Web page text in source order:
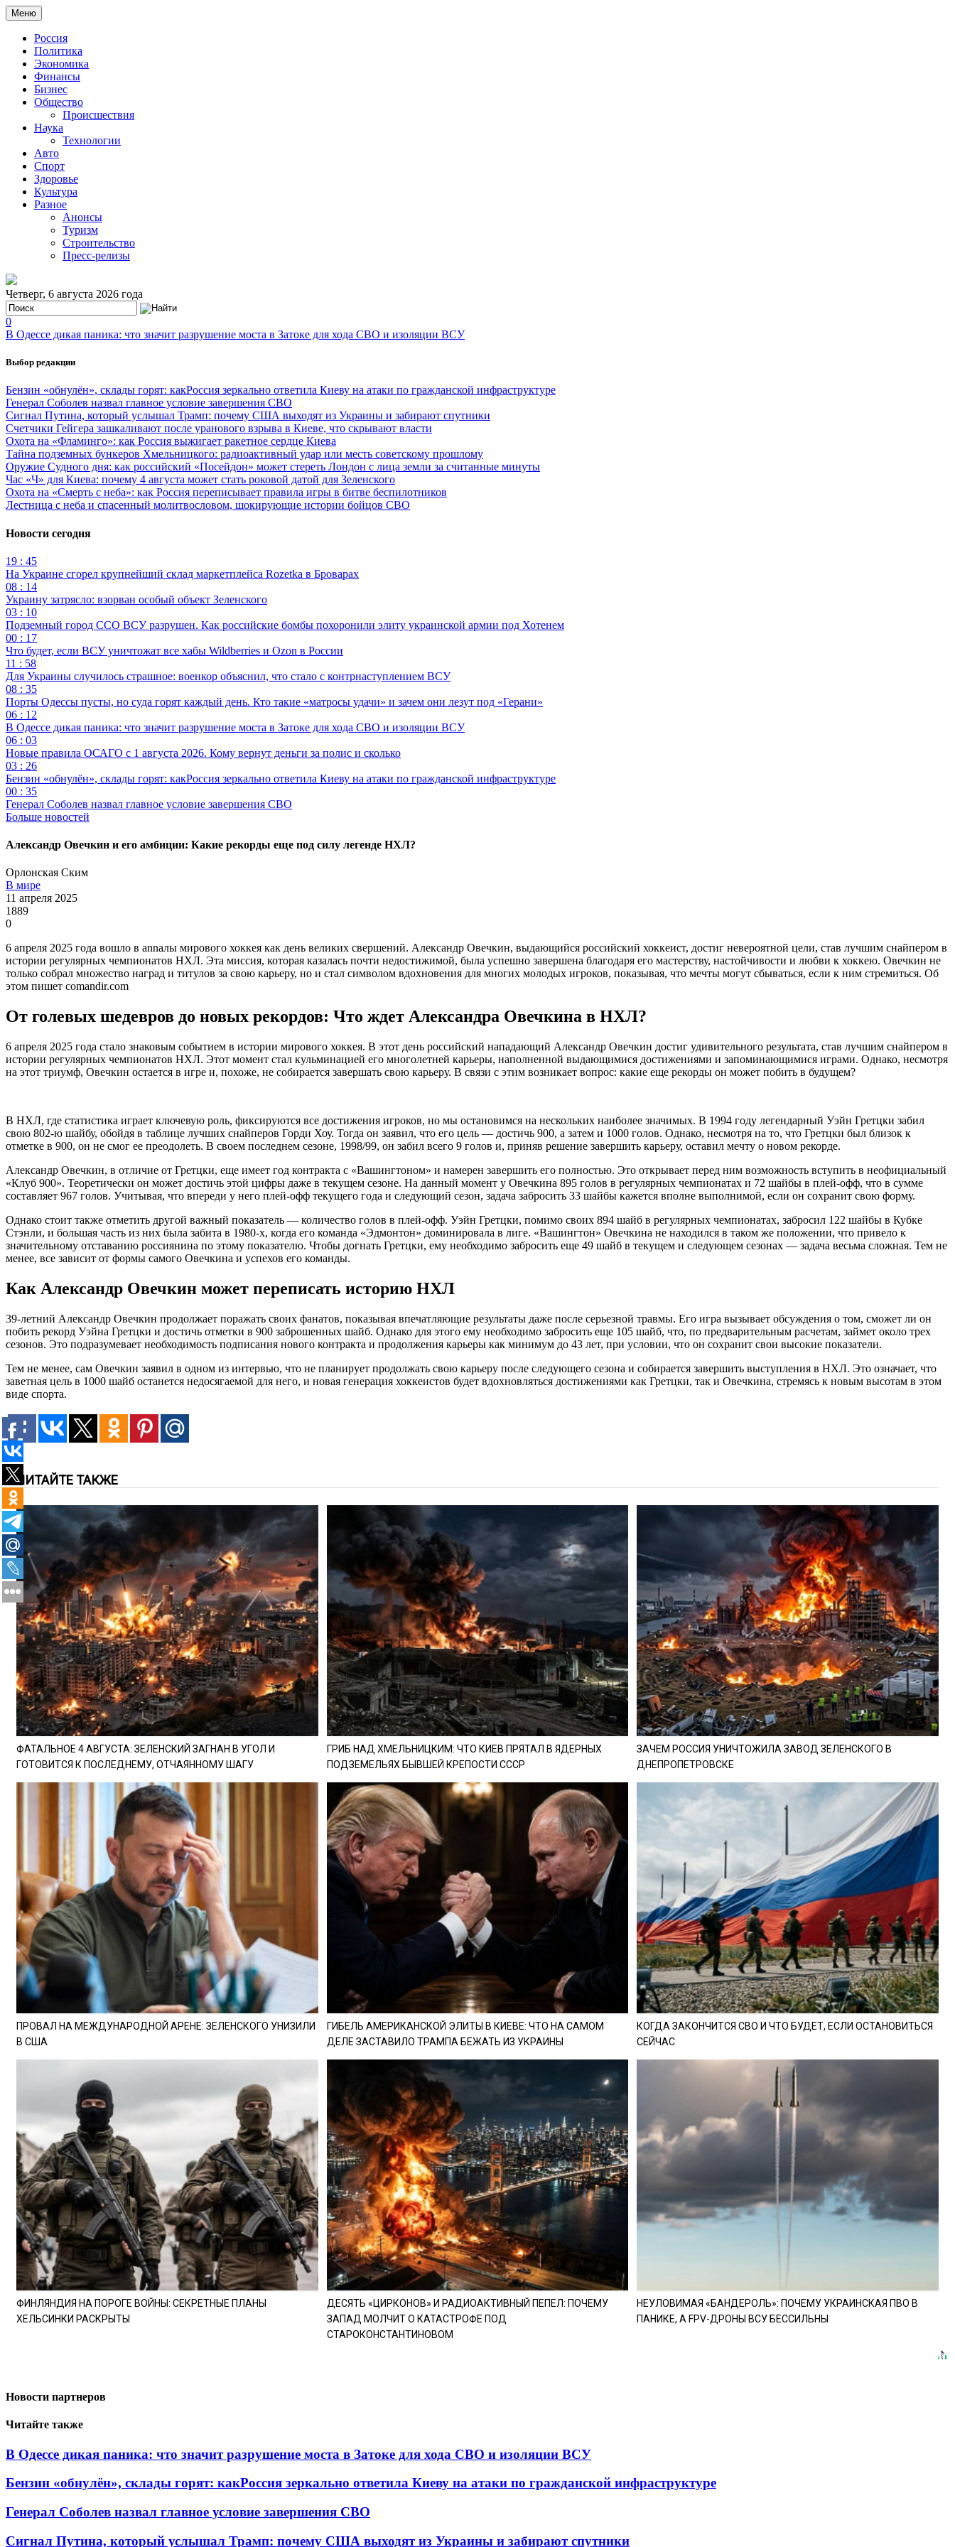
Меню
Россия
Политика
Экономика
Финансы
Бизнес
Общество
Происшествия
Наука
Технологии
Авто
Спорт
Здоровье
Культура
Разное
Анонсы
Туризм
Строительство
Пресс-релизы
Четверг, 6 августа 2026 года
0
В Одессе дикая паника: что значит разрушение моста в Затоке для хода СВО и изоляции ВСУ
Выбор редакции
Бензин «обнулён», склады горят: какРоссия зеркально ответила Киеву на атаки по гражданской инфраструктуре
Генерал Соболев назвал главное условие завершения СВО
Сигнал Путина, который услышал Трамп: почему США выходят из Украины и забирают спутники
Счетчики Гейгера зашкаливают после уранового взрыва в Киеве, что скрывают власти
Охота на «Фламинго»: как Россия выжигает ракетное сердце Киева
Тайна подземных бункеров Хмельницкого: радиоактивный удар или месть советскому прошлому
Оружие Судного дня: как российский «Посейдон» может стереть Лондон с лица земли за считанные минуты
Час «Ч» для Киева: почему 4 августа может стать роковой датой для Зеленского
Охота на «Смерть с неба»: как Россия переписывает правила игры в битве беспилотников
Лестница с неба и спасенный молитвословом, шокирующие истории бойцов СВО
Новости сегодня
19 : 45
На Украине сгорел крупнейший склад маркетплейса Rozetka в Броварах
08 : 14
Украину затрясло: взорван особый объект Зеленского
03 : 10
Подземный город ССО ВСУ разрушен. Как российские бомбы похоронили элиту украинской армии под Хотенем
00 : 17
Что будет, если ВСУ уничтожат все хабы Wildberries и Ozon в России
11 : 58
Для Украины случилось страшное: военкор объяснил, что стало с контрнаступлением ВСУ
08 : 35
Порты Одессы пусты, но суда горят каждый день. Кто такие «матросы удачи» и зачем они лезут под «Герани»
06 : 12
В Одессе дикая паника: что значит разрушение моста в Затоке для хода СВО и изоляции ВСУ
06 : 03
Новые правила ОСАГО с 1 августа 2026. Кому вернут деньги за полис и сколько
03 : 26
Бензин «обнулён», склады горят: какРоссия зеркально ответила Киеву на атаки по гражданской инфраструктуре
00 : 35
Генерал Соболев назвал главное условие завершения СВО
Больше новостей
Александр Овечкин и его амбиции: Какие рекорды еще под силу легенде НХЛ?
Орлонская Ским
В мире
11 апреля 2025
1889
0
6 апреля 2025 года вошло в annалы мирового хоккея как день великих свершений. Александр Овечкин, выдающийся российский хоккеист, достиг невероятной цели, став лучшим снайпером в
истории регулярных чемпионатов НХЛ. Эта миссия, которая казалась почти недостижимой, была успешно завершена благодаря его мастерству, настойчивости и любви к хоккею. Овечкин не
только собрал множество наград и титулов за свою карьеру, но и стал символом вдохновения для многих молодых игроков, показывая, что мечты могут сбываться, если к ним стремиться. Об
этом пишет comandir.com
От голевых шедевров до новых рекордов: Что ждет Александра Овечкина в НХЛ?
6 апреля 2025 года стало знаковым событием в истории мирового хоккея. В этот день российский нападающий Александр Овечкин достиг удивительного результата, став лучшим снайпером в
истории регулярных чемпионатов НХЛ. Этот момент стал кульминацией его многолетней карьеры, наполненной выдающимися достижениями и запоминающимися играми. Однако, несмотря
на этот триумф, Овечкин остается в игре и, похоже, не собирается завершать свою карьеру. В связи с этим возникает вопрос: какие еще рекорды он может побить в будущем?
В НХЛ, где статистика играет ключевую роль, фиксируются все достижения игроков, но мы остановимся на нескольких наиболее значимых. В 1994 году легендарный Уэйн Гретцки забил
свою 802-ю шайбу, обойдя в таблице лучших снайперов Горди Хоу. Тогда он заявил, что его цель — достичь 900, а затем и 1000 голов. Однако, несмотря на то, что Гретцки был близок к
отметке в 900, он не смог ее преодолеть. В своем последнем сезоне, 1998/99, он забил всего 9 голов и, приняв решение завершить карьеру, оставил мечту о новом рекорде.
Александр Овечкин, в отличие от Гретцки, еще имеет год контракта с «Вашингтоном» и намерен завершить его полностью. Это открывает перед ним возможность вступить в неофициальный
«Клуб 900». Теоретически он может достичь этой цифры даже в текущем сезоне. На данный момент у Овечкина 895 голов в регулярных чемпионатах и 72 шайбы в плей-офф, что в сумме
составляет 967 голов. Учитывая, что впереди у него плей-офф текущего года и следующий сезон, задача забросить 33 шайбы кажется вполне выполнимой, если он сохранит свою форму.
Однако стоит также отметить другой важный показатель — количество голов в плей-офф. Уэйн Гретцки, помимо своих 894 шайб в регулярных чемпионатах, забросил 122 шайбы в Кубке
Стэнли, и большая часть из них была забита в 1980-х, когда его команда «Эдмонтон» доминировала в лиге. «Вашингтон» Овечкина не находился в таком же положении, что привело к
значительному отставанию россиянина по этому показателю. Чтобы догнать Гретцки, ему необходимо забросить еще 49 шайб в текущем и следующем сезонах — задача весьма сложная. Тем не
менее, все зависит от формы самого Овечкина и успехов его команды.
Как Александр Овечкин может переписать историю НХЛ
39-летний Александр Овечкин продолжает поражать своих фанатов, показывая впечатляющие результаты даже после серьезной травмы. Его игра вызывает обсуждения о том, сможет ли он
побить рекорд Уэйна Гретцки и достичь отметки в 900 заброшенных шайб. Однако для этого ему необходимо забросить еще 105 шайб, что, по предварительным расчетам, займет около трех
сезонов. Это подразумевает необходимость подписания нового контракта и продолжения карьеры как минимум до 43 лет, при условии, что он сохранит свои высокие показатели.
Тем не менее, сам Овечкин заявил в одном из интервью, что не планирует продолжать свою карьеру после следующего сезона и собирается завершить выступления в НХЛ. Это означает, что
заветная цель в 1000 шайб останется недосягаемой для него, и новая генерация хоккеистов будет вдохновляться достижениями как Гретцки, так и Овечкина, стремясь к новым высотам в этом
виде спорта.
ЧИТАЙТЕ ТАКЖЕ
ФАТАЛЬНОЕ 4 АВГУСТА: ЗЕЛЕНСКИЙ ЗАГНАН В УГОЛ И
ГОТОВИТСЯ К ПОСЛЕДНЕМУ, ОТЧАЯННОМУ ШАГУ
ГРИБ НАД ХМЕЛЬНИЦКИМ: ЧТО КИЕВ ПРЯТАЛ В ЯДЕРНЫХ
ПОДЗЕМЕЛЬЯХ БЫВШЕЙ КРЕПОСТИ СССР
ЗАЧЕМ РОССИЯ УНИЧТОЖИЛА ЗАВОД ЗЕЛЕНСКОГО В
ДНЕПРОПЕТРОВСКЕ
ПРОВАЛ НА МЕЖДУНАРОДНОЙ АРЕНЕ: ЗЕЛЕНСКОГО УНИЗИЛИ
В США
ГИБЕЛЬ АМЕРИКАНСКОЙ ЭЛИТЫ В КИЕВЕ: ЧТО НА САМОМ
ДЕЛЕ ЗАСТАВИЛО ТРАМПА БЕЖАТЬ ИЗ УКРАИНЫ
КОГДА ЗАКОНЧИТСЯ СВО И ЧТО БУДЕТ, ЕСЛИ ОСТАНОВИТЬСЯ
СЕЙЧАС
ФИНЛЯНДИЯ НА ПОРОГЕ ВОЙНЫ: СЕКРЕТНЫЕ ПЛАНЫ
ХЕЛЬСИНКИ РАСКРЫТЫ
ДЕСЯТЬ «ЦИРКОНОВ» И РАДИОАКТИВНЫЙ ПЕПЕЛ: ПОЧЕМУ
ЗАПАД МОЛЧИТ О КАТАСТРОФЕ ПОД
СТАРОКОНСТАНТИНОВОМ
НЕУЛОВИМАЯ «БАНДЕРОЛЬ»: ПОЧЕМУ УКРАИНСКАЯ ПВО В
ПАНИКЕ, А FPV-ДРОНЫ ВСУ БЕССИЛЬНЫ
Новости партнеров
Читайте также
В Одессе дикая паника: что значит разрушение моста в Затоке для хода СВО и изоляции ВСУ
Бензин «обнулён», склады горят: какРоссия зеркально ответила Киеву на атаки по гражданской инфраструктуре
Генерал Соболев назвал главное условие завершения СВО
Сигнал Путина, который услышал Трамп: почему США выходят из Украины и забирают спутники